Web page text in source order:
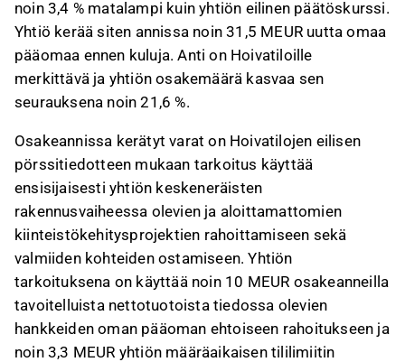
noin 3,4 % matalampi kuin yhtiön eilinen päätöskurssi.
Yhtiö kerää siten annissa noin 31,5 MEUR uutta omaa
pääomaa ennen kuluja. Anti on Hoivatiloille
merkittävä ja yhtiön osakemäärä kasvaa sen
seurauksena noin 21,6 %.
Osakeannissa kerätyt varat on Hoivatilojen eilisen
pörssitiedotteen mukaan tarkoitus käyttää
ensisijaisesti yhtiön keskeneräisten
rakennusvaiheessa olevien ja aloittamattomien
kiinteistökehitysprojektien rahoittamiseen sekä
valmiiden kohteiden ostamiseen. Yhtiön
tarkoituksena on käyttää noin 10 MEUR osakeanneilla
tavoitelluista nettotuotoista tiedossa olevien
hankkeiden oman pääoman ehtoiseen rahoitukseen ja
noin 3,3 MEUR yhtiön määräaikaisen tililimiitin